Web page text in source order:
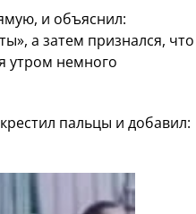
и объяснил:
а затем признался, что
утром немного
пальцы и добавил: